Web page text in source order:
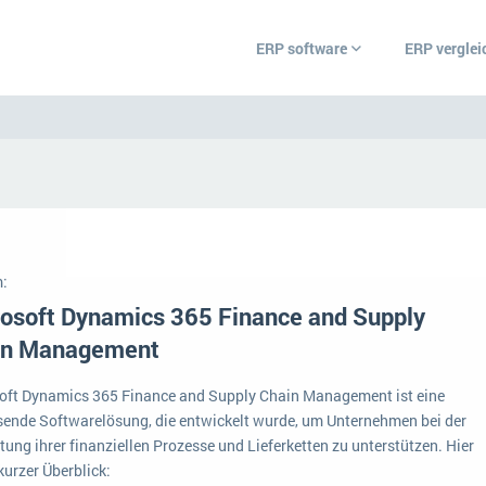
ERP software
Plattform
Betriebsgröße
ERP
Ihr
aus
diese
Grosshandel
IKT
Ein WMS implementieren: Das sind die 6
wichtigsten Punkte, die es zu beachten gilt
Service Level Agreements (SLA) und ERP: Was muss man wissen?
ERP-Software für Abfallentsorger
Dynamics 365 Finance and Supply
Management
Dynamics 365 Finance and Supply Chain Management ist eine
Softwarelösung, die entwickelt wurde, um Unternehmen bei der
ihrer finanziellen Prozesse und Lieferketten zu unterstützen. Hier
Überblick: